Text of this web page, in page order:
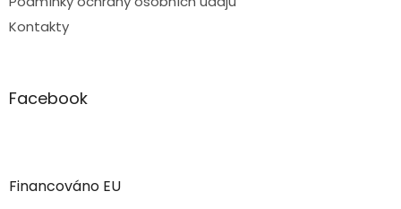
Kontakty
Facebook
Financováno EU